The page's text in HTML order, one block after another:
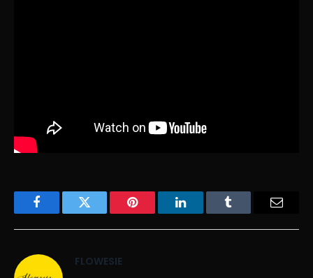
FacebookTwitter Pinterest LinkedInTumblr
FLOWESIE